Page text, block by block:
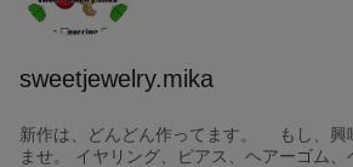
sweetjewelry.mika
新作は、どんどん作ってます。 もし、興
ませ。 イヤリング、ピアス、ヘアーゴム、